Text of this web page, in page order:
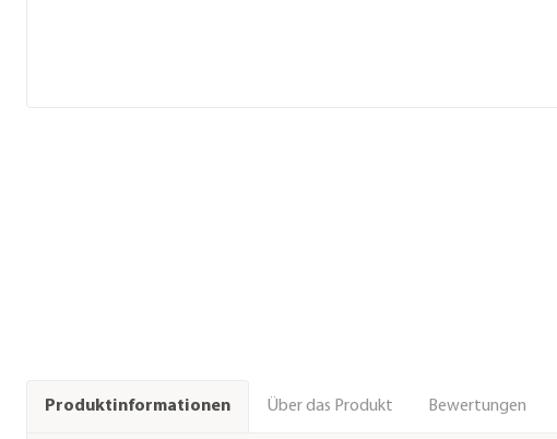
Produktinformationen Über das Produkt Bewertungen